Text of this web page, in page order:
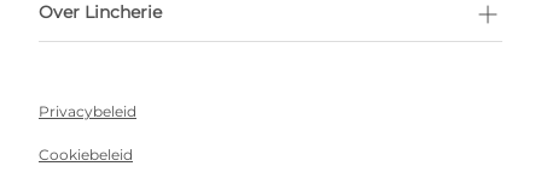
Over Lincherie
Privacybeleid
Cookiebeleid